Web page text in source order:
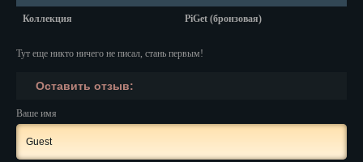
Магадан
Махачкала
Мурманск
Коллекция PiGet (бронзовая)
Тут еще никто ничего не писал, стань первым!
Оставить отзыв:
Ваше имя